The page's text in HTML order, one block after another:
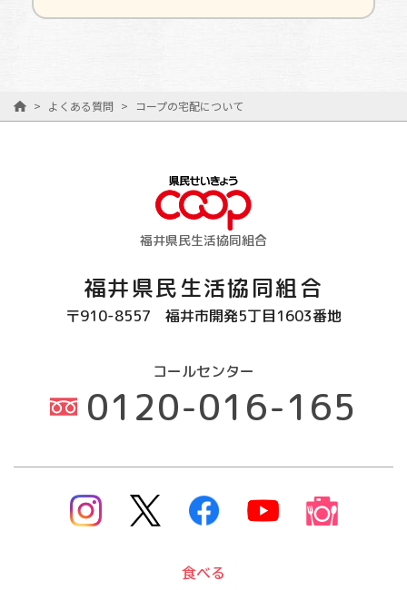
> よくある質問 > コープの宅配について
福井県民生活協同組合
福井県民生活協同組合
〒910-8557 福井市開発5丁目1603番地
コールセンター
0120-016-165
食べる